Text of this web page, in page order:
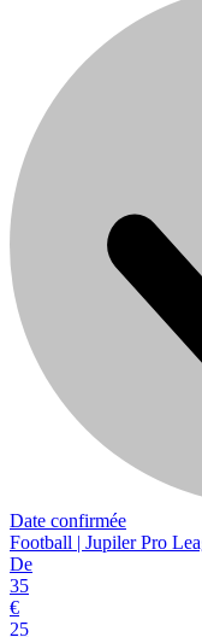
Date confirmée
Football | Jupiler Pro
De
35
€
25